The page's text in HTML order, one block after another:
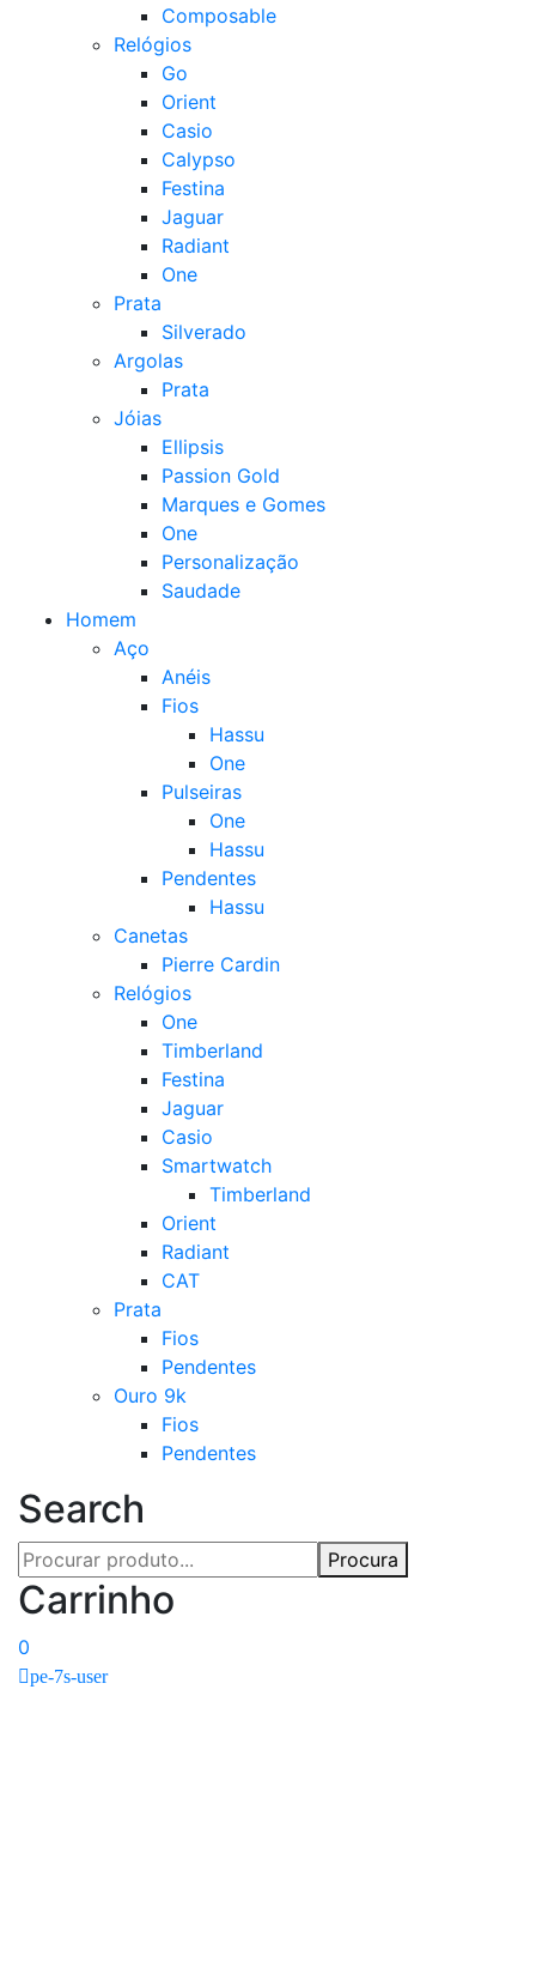
Composable
Relógios
Go
Orient
Casio
Calypso
Festina
Jaguar
Radiant
One
Prata
Silverado
Argolas
Prata
Jóias
Ellipsis
Passion Gold
Marques e Gomes
One
Personalização
Saudade
Homem
Aço
Anéis
Fios
Hassu
One
Pulseiras
One
Hassu
Pendentes
Hassu
Canetas
Pierre Cardin
Relógios
One
Timberland
Festina
Jaguar
Casio
Smartwatch
Timberland
Orient
Radiant
CAT
Prata
Fios
Pendentes
Ouro 9k
Fios
Pendentes
Search
Procura
Carrinho
0
pe-7s-user